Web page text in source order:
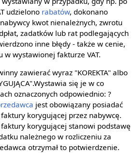
udzielono rabatów, dokonano
kwot nienależnych, zwrotu
zadatków lub rat podlegających
inne błędy - także w cenie,
w wystawionej fakturze VAT.
zawierać wyraz "KOREKTA" albo
się je w co
oznaczonych odpowiednio: ?
jest obowiązany posiadać
korygującej przez nabywcę.
korygującej stanowi podstawę
należnego w rozliczeniu za
otrzymał to potwierdzenie.